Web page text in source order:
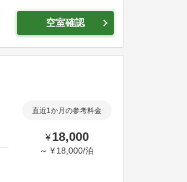
空室確認
直近1か月の参考料金
¥ 18,000
～ ¥ 18,000/泊